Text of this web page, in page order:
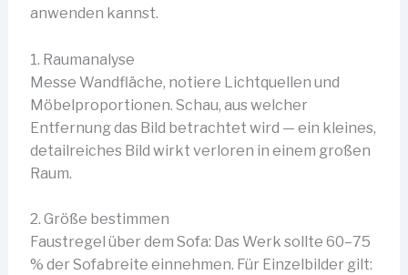
anwenden kannst.
1. Raumanalyse
Messe Wandfläche, notiere Lichtquellen und
Möbelproportionen. Schau, aus welcher
Entfernung das Bild betrachtet wird — ein kleines,
detailreiches Bild wirkt verloren in einem großen
Raum.
2. Größe bestimmen
Faustregel über dem Sofa: Das Werk sollte 60–75
% der Sofabreite einnehmen. Für Einzelbilder gilt: